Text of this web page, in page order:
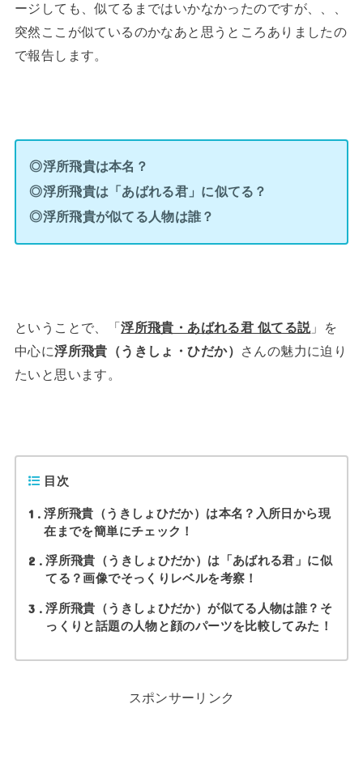
ージしても、似てるまではいかなかったのですが、、、
突然ここが似ているのかなあと思うところありましたの
で報告します。
◎浮所飛貴は本名？
◎浮所飛貴は「あばれる君」に似てる？
◎浮所飛貴が似てる人物は誰？
ということで、「浮所飛貴・あばれる君 似てる説」を
中心に浮所飛貴（うきしょ・ひだか）
さんの魅力に迫り
たいと思います。
目次
1
浮所飛貴（うきしょひだか）は本名？入所日から現
在までを簡単にチェック！
2
浮所飛貴（うきしょひだか）は「あばれる君」に似
てる？画像でそっくりレベルを考察！
3
浮所飛貴（うきしょひだか）が似てる人物は誰？そ
っくりと話題の人物と顔のパーツを比較してみた！
スポンサーリンク